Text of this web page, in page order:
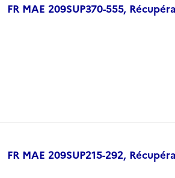
FR MAE 209SUP370-555,
FR MAE 209SUP215-292,